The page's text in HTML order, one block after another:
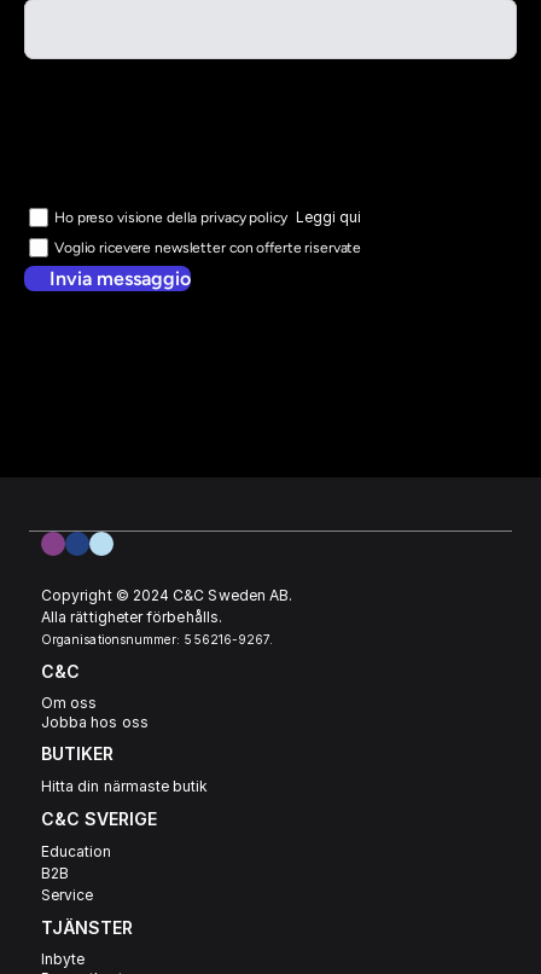
Ho preso visione della privacy policy Leggi qui
Voglio ricevere newsletter con offerte riservate
Invia messaggio
Copyright © 2024 C&C Sweden AB.
Alla rättigheter förbehålls.
Organisationsnummer: 556216-9267.
C&C
Om oss
Jobba hos oss
BUTIKER
Hitta din närmaste butik
C&C SVERIGE
Education
B2B
Service
TJÄNSTER
Inbyte